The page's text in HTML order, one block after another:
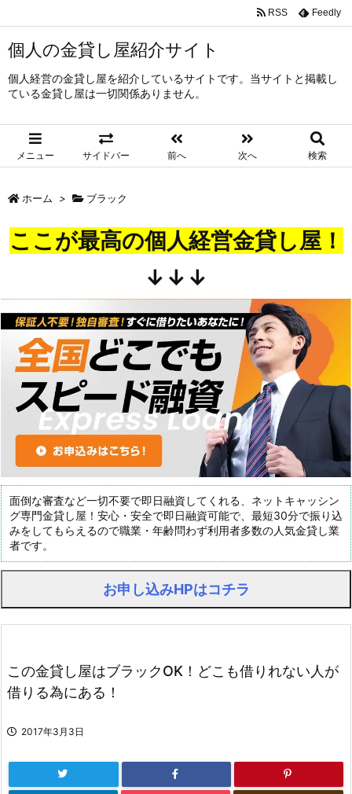
個人の金貸し屋紹介サイト
個人経営の金貸し屋を紹介しているサイトです。当サイトと掲載し
ている金貸し屋は一切関係ありません。
メニュー サイドバー 前へ 次へ 検索
RSS Feedly
ホーム > ブラック
ここが最高の個人経営金貸し屋！
↓↓↓
面倒な審査など一切不要で即日融資してくれる、ネットキャッシン
グ専門金貸し屋！安心・安全で即日融資可能で、最短30分で振り込
みをしてもらえるので職業・年齢問わず利用者多数の人気金貸し業
者です。
お申し込みHPはコチラ
この金貸し屋はブラックOK！どこも借りれない人が
借りる為にある！
2017年3月3日